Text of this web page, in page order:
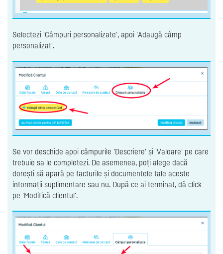
Selectezi 'Câmpuri personalizate', apoi 'Adaugă câmp
personalizat'.
Se vor deschide apoi câmpurile 'Descriere' și 'Valoare' pe care
trebuie sa le completezi. De asemenea, poți alege dacă
dorești să apară pe facturile și documentele tale aceste
informații suplimentare sau nu. După ce ai terminat, dă click
pe 'Modifică clientul'.